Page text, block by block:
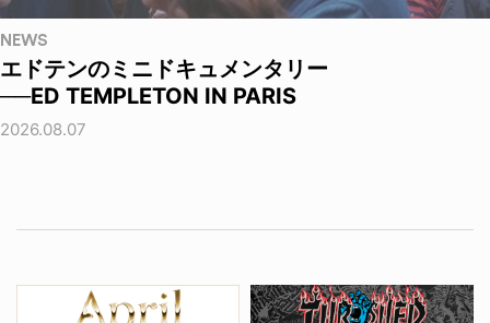
NEWS
エドテンのミニドキュメンタリー
──ED TEMPLETON IN PARIS
2026.08.07